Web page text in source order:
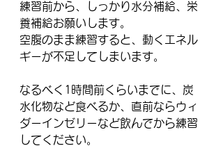
練習前から、しっかり水分補給、栄
養補給お願いします。
空腹のまま練習すると、動くエネル
ギーが不足してしまいます。
なるべく1時間前くらいまでに、炭
水化物など食べるか、直前ならウィ
ダーインゼリーなど飲んでから練習
してください。